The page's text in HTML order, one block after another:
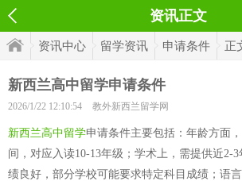
资讯正文
资讯中心 留学资讯 申请条件 正
新西兰高中留学申请条件
2026/1/22 12:10:54 教外新西兰留学网
新西兰高中留学申请条件主要包括：年龄方面
间，对应入读10-13年级；学术上，需提供近2-
绩良好，部分学校可能要求特定科目成绩；语